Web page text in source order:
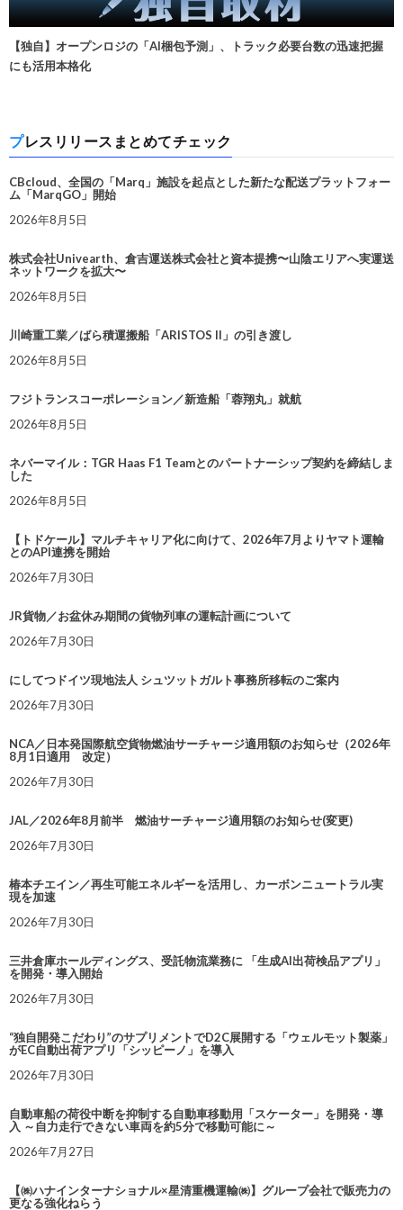
【独自】オープンロジの「AI梱包予測」、トラック必要台数の迅速把握
にも活用本格化
プレスリリースまとめてチェック
CBcloud、全国の「Marq」施設を起点とした新たな配送プラットフォー
ム「MarqGO」開始
2026年8月5日
株式会社Univearth、倉吉運送株式会社と資本提携〜山陰エリアへ実運送
ネットワークを拡大〜
2026年8月5日
川崎重工業／ばら積運搬船「ARISTOS II」の引き渡し
2026年8月5日
フジトランスコーポレーション／新造船「蓉翔丸」就航
2026年8月5日
ネバーマイル：TGR Haas F1 Teamとのパートナーシップ契約を締結しま
した
2026年8月5日
【トドケール】マルチキャリア化に向けて、2026年7月よりヤマト運輸
とのAPI連携を開始
2026年7月30日
JR貨物／お盆休み期間の貨物列車の運転計画について
2026年7月30日
にしてつドイツ現地法人 シュツットガルト事務所移転のご案内
2026年7月30日
NCA／日本発国際航空貨物燃油サーチャージ適用額のお知らせ（2026年
8月1日適用 改定）
2026年7月30日
JAL／2026年8月前半 燃油サーチャージ適用額のお知らせ(変更)
2026年7月30日
椿本チエイン／再生可能エネルギーを活用し、カーボンニュートラル実
現を加速
2026年7月30日
三井倉庫ホールディングス、受託物流業務に 「生成AI出荷検品アプリ」
を開発・導入開始
2026年7月30日
“独自開発こだわり”のサプリメントでD2C展開する「ウェルモット製薬」
がEC自動出荷アプリ「シッピーノ」を導入
2026年7月30日
自動車船の荷役中断を抑制する自動車移動用「スケーター」を開発・導
入 ～自力走行できない車両を約5分で移動可能に～
2026年7月27日
【㈱ハナインターナショナル×星清重機運輸㈱】グループ会社で販売力の
更なる強化ねらう